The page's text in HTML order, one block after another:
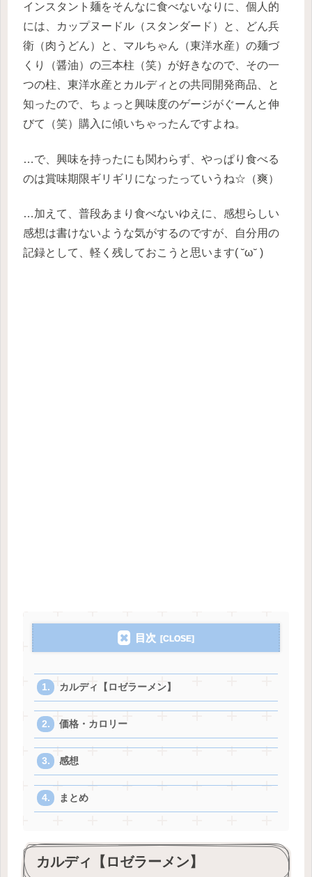
インスタント麺をそんなに食べないなりに、個人的
には、カップヌードル（スタンダード）と、どん兵
衛（肉うどん）と、マルちゃん（東洋水産）の麺づ
くり（醤油）の三本柱（笑）が好きなので、その一
つの柱、東洋水産とカルディとの共同開発商品、と
知ったので、ちょっと興味度のゲージがぐーんと伸
びて（笑）購入に傾いちゃったんですよね。
…で、興味を持ったにも関わらず、やっぱり食べる
のは賞味期限ギリギリになったっていうね☆（爽）
…加えて、普段あまり食べないゆえに、感想らしい
感想は書けないような気がするのですが、自分用の
記録として、軽く残しておこうと思います( ˘ω˘ )
目次
カルディ【ロゼラーメン】
価格・カロリー
感想
まとめ
カルディ【ロゼラーメン】